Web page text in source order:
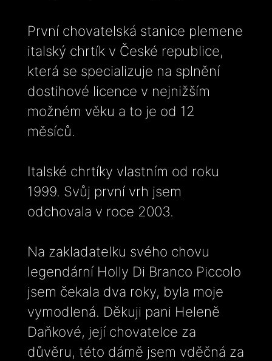
První chovatelská stanice plemene
italský chrtík v České republice,
která se specializuje na splnění
dostihové licence v nejnižším
možném věku a to je od 12
měsíců.
Italské chrtíky vlastním od roku
1999. Svůj první vrh jsem
odchovala v roce 2003.
Na zakladatelku svého chovu
legendární Holly Di Branco Piccolo
jsem čekala dva roky, byla moje
vymodlená. Děkuji pani Heleně
Daňkové, její chovatelce za
důvěru, této dámě jsem vděčná za